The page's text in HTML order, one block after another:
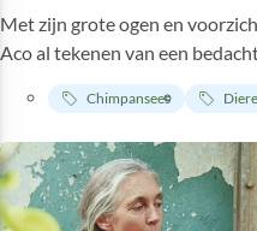
Met zijn grote ogen en
Aco al tekenen van een
Geboren rond maart 2025,
eerste stappen naar een
Chimpansee
net begint te wennen aan zijn
Chimpansees